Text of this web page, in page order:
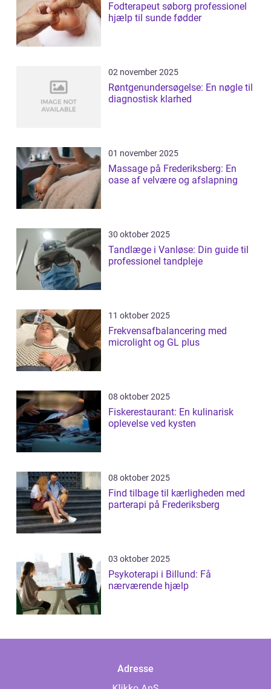
Fodterapeut søborg professionel
hjælp til sunde fødder
02 november 2025
Røntgenundersøgelse: En nøgle til
diagnostisk klarhed
01 november 2025
Massage på Frederiksberg: En
oase af velvære og afslapning
30 oktober 2025
Tandlæge i Vanløse: Din guide til
professionel tandpleje
11 oktober 2025
Frekvensafbalancering med
microlight og GL plus
08 oktober 2025
Fiskerestaurant: En kulinarisk
oplevelse ved kysten
08 oktober 2025
Find tilbage til kærligheden med
parterapi på Frederiksberg
03 oktober 2025
Psykoterapi i Billund: Få
nærværende hjælp
Adresse